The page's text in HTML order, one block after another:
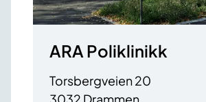
ARA Poliklinikk
Torsbergveien 20
3032 Drammen